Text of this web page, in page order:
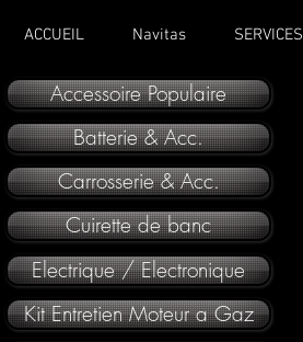
ACCUEIL Navitas SERVICES
Accessoire Populaire
Batterie & Acc.
Carrosserie & Acc.
Cuirette de banc
Electrique / Electronique
Kit Entretien Moteur a Gaz